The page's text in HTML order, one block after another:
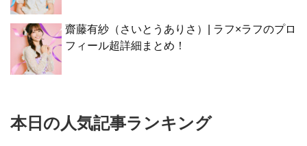
齋藤有紗（さいとうありさ）| ラフ×ラフのプロ
フィール超詳細まとめ！
本日の人気記事ランキング